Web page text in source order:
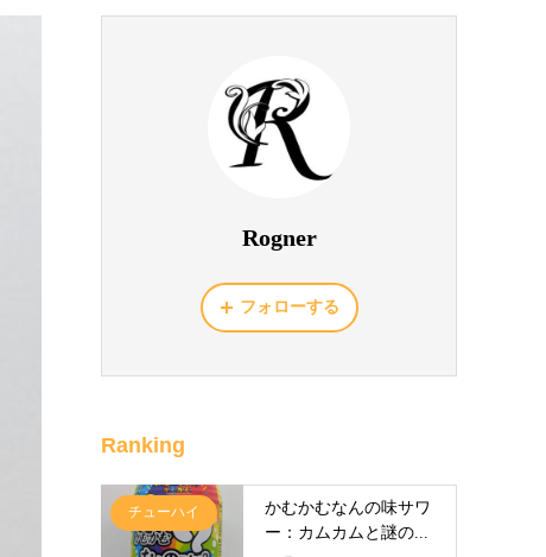
Rogner
フォローする
Ranking
チューハイ
かむかむなんの味サワ
ー：カムカムと謎の...